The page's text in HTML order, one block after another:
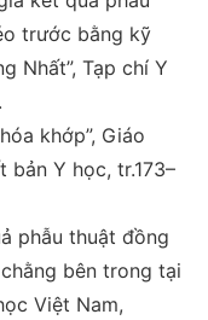
trước bằng kỹ
Nhất”, Tạp chí Y
khớp”, Giáo
bản Y học, tr.173–
phẫu thuật đồng
bên trong tại
Việt Nam,